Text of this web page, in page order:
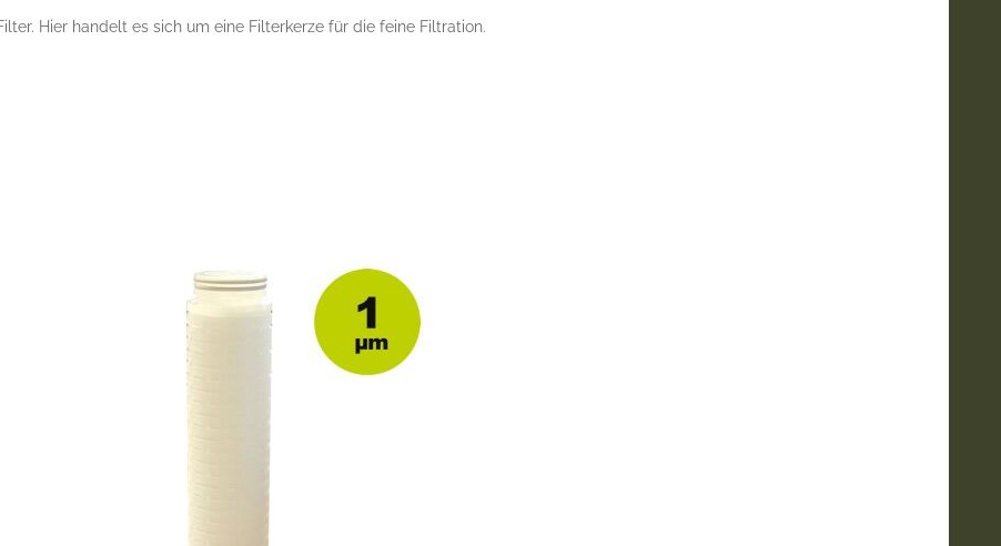
Hier handelt es sich um eine Filterkerze für die feine Filtration.